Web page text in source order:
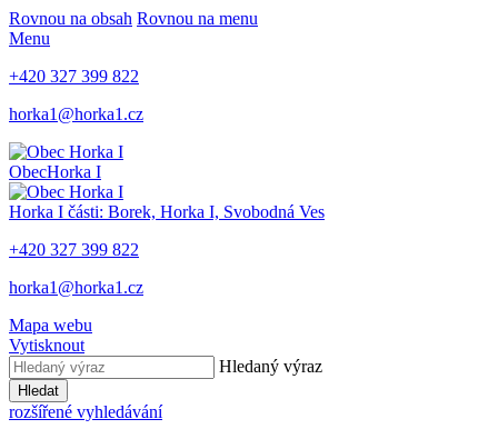
Rovnou na obsah Rovnou na menu
Menu
+420 327 399 822
horka1@horka1.cz
ObecHorka I
Horka I části: Borek, Horka I, Svobodná Ves
+420 327 399 822
horka1@horka1.cz
Mapa webu
Vytisknout
Hledaný výraz
Hledat
rozšířené vyhledávání